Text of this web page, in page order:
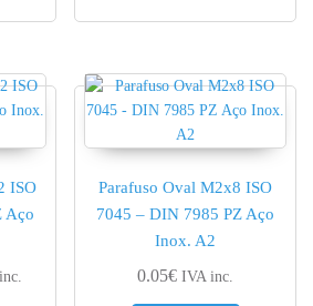
ISO
Aço
range: 0.04€ through 0.06€
Parafuso Oval M2x8 ISO
7045 – DIN 7985 PZ Aço
Inox. A2
0.05€ IVA inc.